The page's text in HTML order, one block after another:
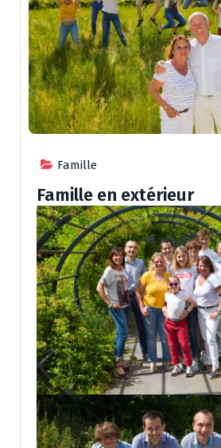
Famille
Famille en extérieur